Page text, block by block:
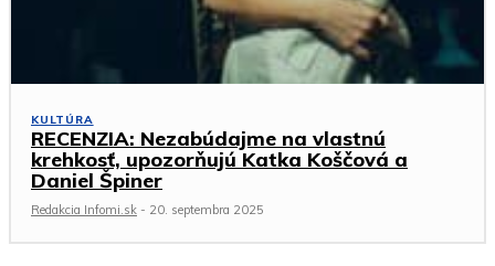
KULTÚRA
RECENZIA: Nezabúdajme na vlastnú
krehkosť, upozorňujú Katka Koščová a
Daniel Špiner
Redakcia Infomi.sk - 20. septembra 2025